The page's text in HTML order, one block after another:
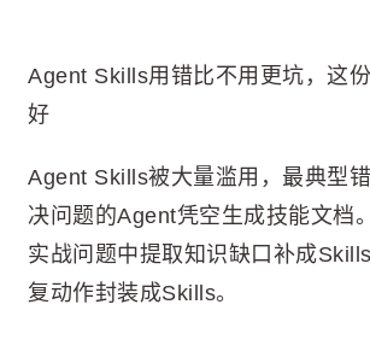
Agent Skills用错比不用更坑，这
好
Agent Skills被大量滥用，最典型
决问题的Agent凭空生成技能文档
实战问题中提取知识缺口补成
复动作封装成Skills。